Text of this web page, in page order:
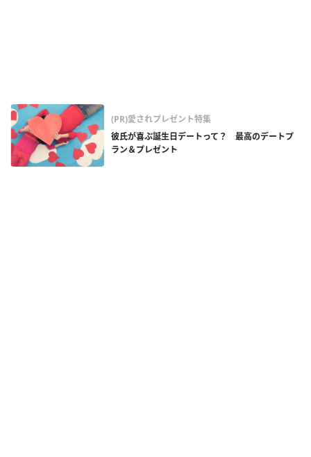
(PR)愛されプレゼント特集
彼氏が喜ぶ誕生日デートって？ 最高のデートプ
ラン＆プレゼント